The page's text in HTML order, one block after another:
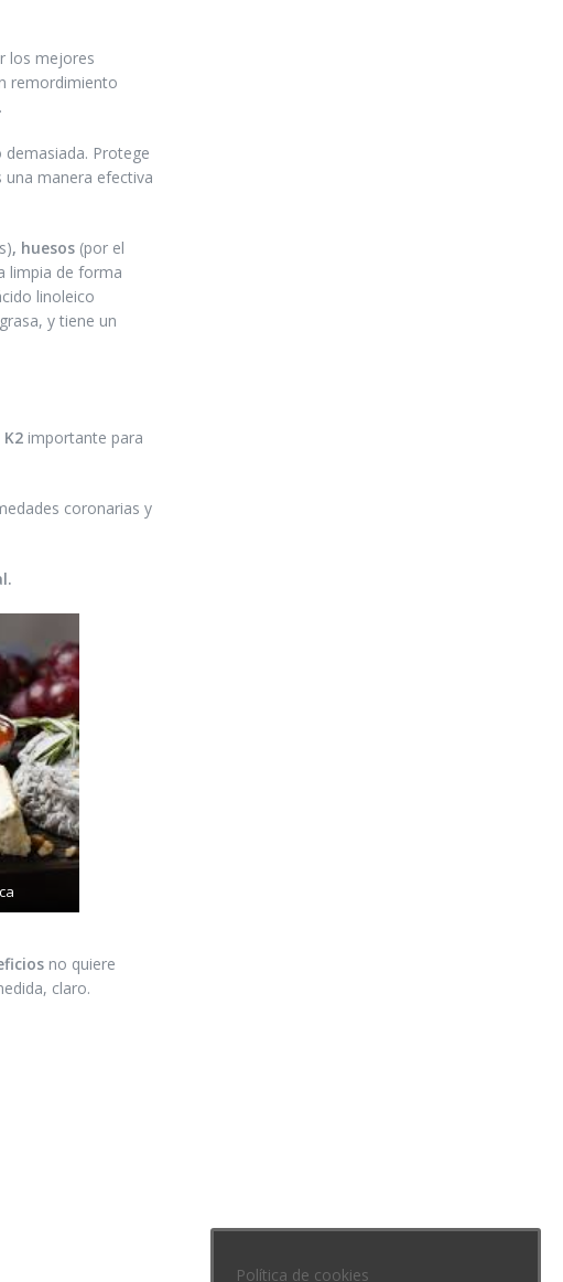
los mejores
remordimiento
Protege
manera efectiva
, huesos (por el
limpia de forma
linoleico
y tiene un
importante para
coronarias y
no quiere
claro.
Política de cookies